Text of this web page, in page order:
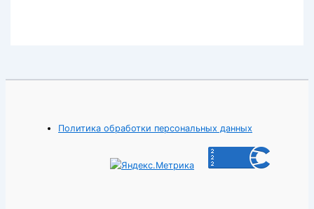
Политика обработки персональных данных